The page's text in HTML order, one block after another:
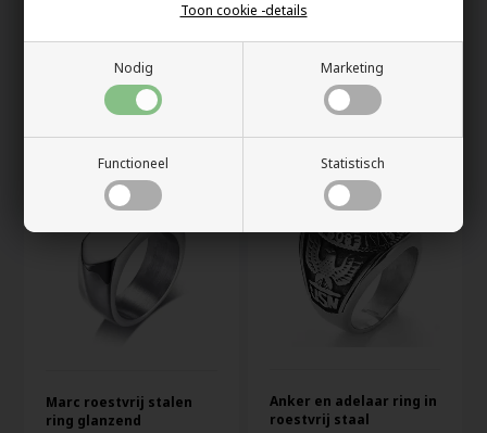
Nodig Marketing
Functioneel Statistisch
Toon cookie -details
13 roestvrij stalen
master ring
47,00 EUR
Zwart Marc roestvrij
stalen ring glanzend
49,00 EUR
Marc roestvrij stalen
ring glanzend
Anker en adelaar ring in
roestvrij staal